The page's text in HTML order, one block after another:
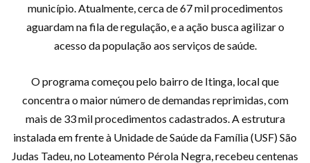
município. Atualmente, cerca de 67 mil procedimentos
aguardam na fila de regulação, e a ação busca agilizar o
acesso da população aos serviços de saúde.
O programa começou pelo bairro de Itinga, local que
concentra o maior número de demandas reprimidas, com
mais de 33 mil procedimentos cadastrados. A estrutura
instalada em frente à Unidade de Saúde da Família (USF) São
Judas Tadeu, no Loteamento Pérola Negra, recebeu centenas